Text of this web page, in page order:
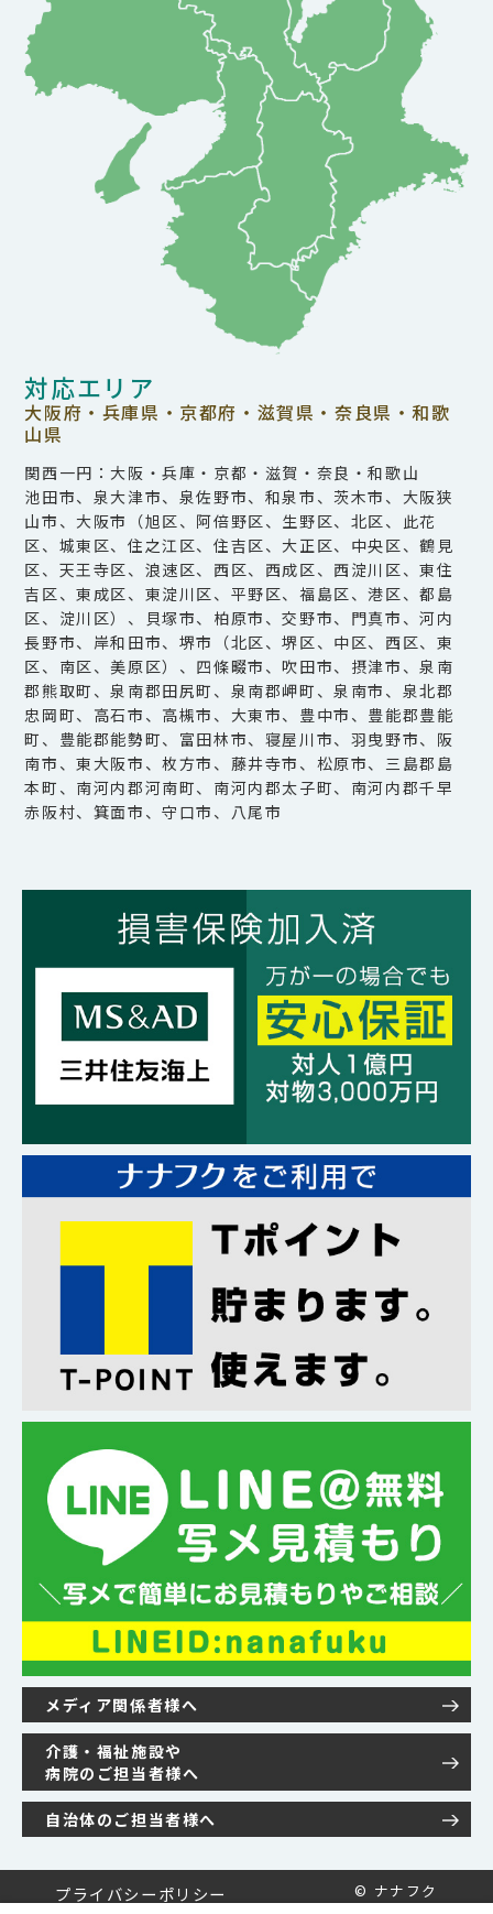
対応エリア
大阪府・兵庫県・京都府・滋賀県・奈良県・和歌
山県
関西一円：大阪・兵庫・京都・滋賀・奈良・和歌山
池田市、泉大津市、泉佐野市、和泉市、茨木市、大阪狭
山市、大阪市（旭区、阿倍野区、生野区、北区、此花
区、城東区、住之江区、住吉区、大正区、中央区、鶴見
区、天王寺区、浪速区、西区、西成区、西淀川区、東住
吉区、東成区、東淀川区、平野区、福島区、港区、都島
区、淀川区）、貝塚市、柏原市、交野市、門真市、河内
長野市、岸和田市、堺市（北区、堺区、中区、西区、東
区、南区、美原区）、四條畷市、吹田市、摂津市、泉南
郡熊取町、泉南郡田尻町、泉南郡岬町、泉南市、泉北郡
忠岡町、高石市、高槻市、大東市、豊中市、豊能郡豊能
町、豊能郡能勢町、富田林市、寝屋川市、羽曳野市、阪
南市、東大阪市、枚方市、藤井寺市、松原市、三島郡島
本町、南河内郡河南町、南河内郡太子町、南河内郡千早
赤阪村、箕面市、守口市、八尾市
メディア関係者様へ
介護・福祉施設や
病院のご担当者様へ
自治体のご担当者様へ
プライバシーポリシー © ナナフク